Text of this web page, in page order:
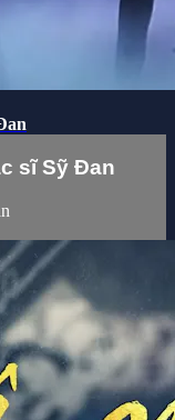
sĩ Sỹ Đan